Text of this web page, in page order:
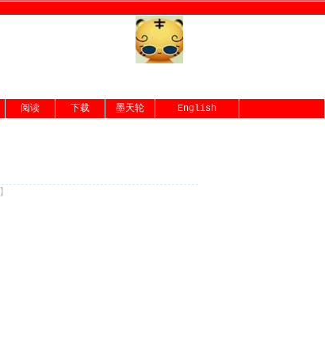
阅读 下载 墨天轮 English
】